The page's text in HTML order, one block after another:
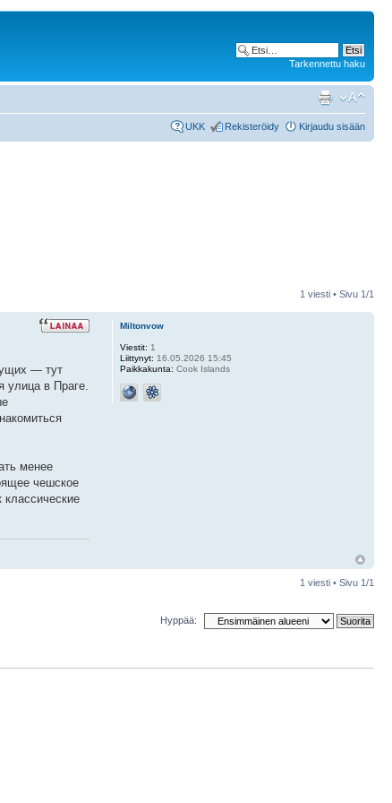
Tarkennettu haku
UKK Rekisteröidy Kirjaudu sisään
1 viesti • Sivu 1/1
— тут
улица в Праге.
менее
чешское
Miltonvow
Viestit: 1
Liittynyt: 16.05.2026 15:45
Paikkakunta: Cook Islands
1 viesti • Sivu 1 /1
Hyppää: